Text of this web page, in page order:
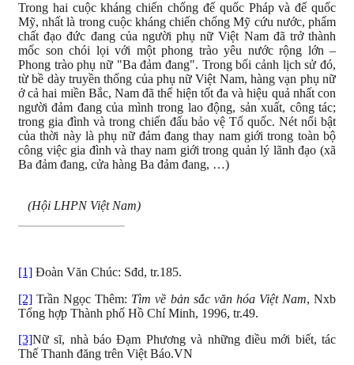
Trong hai cuộc kháng chiến chống đế quốc Pháp và đế quốc
Mỹ, nhất là trong cuộc kháng chiến chống Mỹ cứu nước, phẩm
chất đạo đức đang của người phụ nữ Việt Nam đã trở thành
mốc son chói lọi với một phong trào yêu nước rộng lớn –
Phong trào phụ nữ "Ba đảm đang". Trong bối cảnh lịch sử đó,
từ bề dày truyền thống của phụ nữ Việt Nam, hàng vạn phụ nữ
ở cả hai miền Bắc, Nam đã thể hiện tốt đa và hiệu quả nhất con
người đảm đang của mình trong lao động, sản xuất, công tác;
trong gia đình và trong chiến đấu bảo vệ Tổ quốc. Nét nổi bật
của thời này là phụ nữ đảm đang thay nam giới trong toàn bộ
công việc gia đình và thay nam giới trong quản lý lãnh đạo (xã
Ba đảm đang, cửa hàng Ba đảm đang, …)
(Hội LHPN Việt Nam)
[1] Đoàn Văn Chúc: Sđd, tr.185.
[2] Trần Ngọc Thêm: Tìm về bản sắc văn hóa Việt Nam, Nxb
Tổng hợp Thành phố Hồ Chí Minh, 1996, tr.49.
[3]Nữ sĩ, nhà báo Đạm Phương và những điều mới biết, tác
Thế Thanh đăng trên Việt Báo.VN